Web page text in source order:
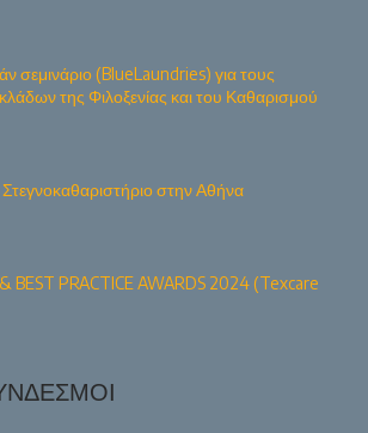
σεμινάριο (BlueLaundries) για τους
της Φιλοξενίας και του Καθαρισμού
στην Αθήνα
BEST PRACTICE AWARDS 2024 (Texcare